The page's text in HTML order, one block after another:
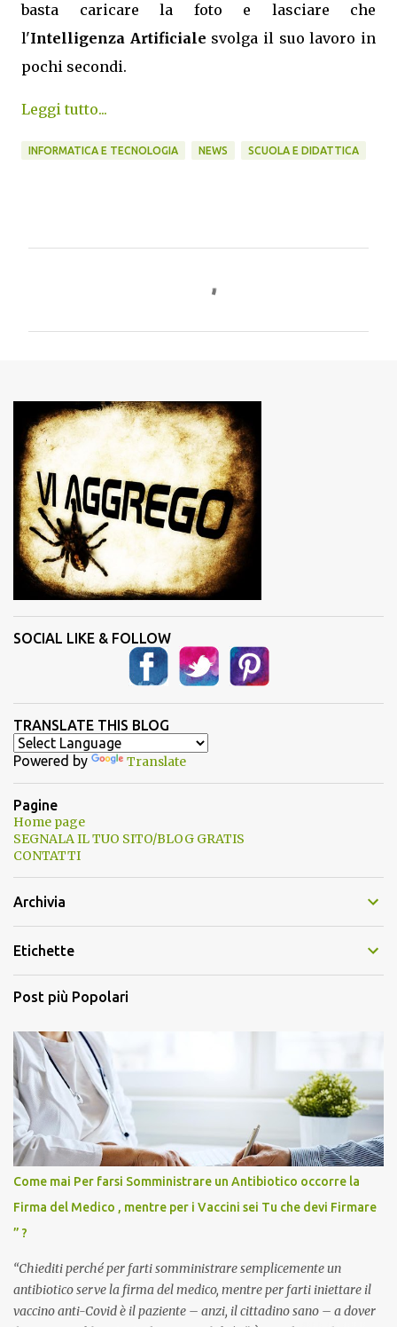
basta caricare la foto e lasciare che
l'Intelligenza Artificiale svolga il suo lavoro in
pochi secondi.
Leggi tutto...
INFORMATICA E TECNOLOGIA NEWS SCUOLA E DIDATTICA
n
t
i
SOCIAL LIKE & FOLLOW
TRANSLATE THIS BLOG
Powered by Translate
Pagine
Home page
SEGNALA IL TUO SITO/BLOG GRATIS
CONTATTI
Archivia
Etichette
Post più Popolari
Come mai Per farsi Somministrare un Antibiotico occorre la
Firma del Medico , mentre per i Vaccini sei Tu che devi Firmare
” ?
“Chiediti perché per farti somministrare semplicemente un
antibiotico serve la firma del medico, mentre per farti iniettare il
vaccino anti-Covid è il paziente – anzi, il cittadino sano – a dover